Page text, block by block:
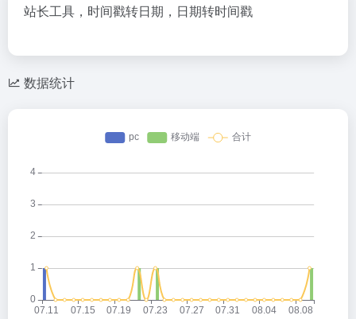
站长工具，时间戳转日期，日期转时间戳
数据统计